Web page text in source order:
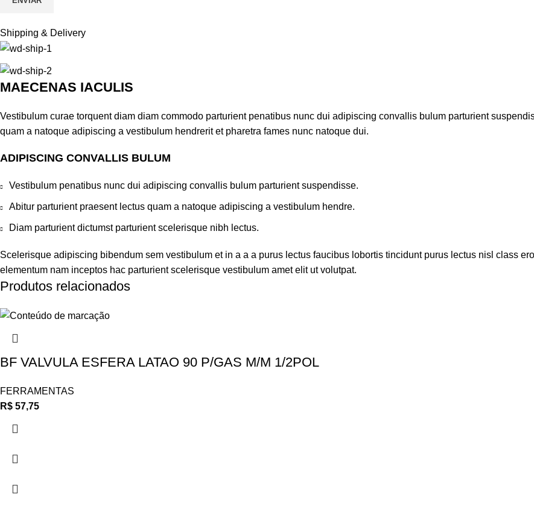
Shipping & Delivery
MAECENAS IACULIS
Vestibulum curae torquent diam diam commodo parturient penatibus nunc dui adipiscing convallis bulum parturient
quam a natoque adipiscing a vestibulum hendrerit et pharetra fames nunc natoque dui.
ADIPISCING CONVALLIS BULUM
Vestibulum penatibus nunc dui adipiscing convallis bulum parturient suspendisse.
Abitur parturient praesent lectus quam a natoque adipiscing a vestibulum hendre.
Diam parturient dictumst parturient scelerisque nibh lectus.
Scelerisque adipiscing bibendum sem vestibulum et in a a a purus lectus faucibus lobortis tincidunt purus lectus nisl class
elementum nam inceptos hac parturient scelerisque vestibulum amet elit ut volutpat.
Produtos relacionados
BF VALVULA ESFERA LATAO 90 P/GAS M/M 1/2POL
FERRAMENTAS
R$ 57,75